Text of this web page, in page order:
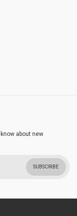
about new
SUBSCRIBE